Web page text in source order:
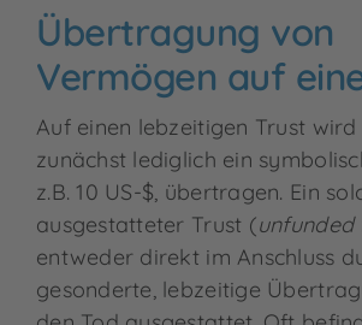
Übertragung von
Vermögen auf
Auf einen lebzeitigen Trust
zunächst lediglich ein
z.B. 10 US-$, übertragen. Ein
ausgestatteter Trust (unfunded
entweder direkt im Anschluss
gesonderte, lebzeitige